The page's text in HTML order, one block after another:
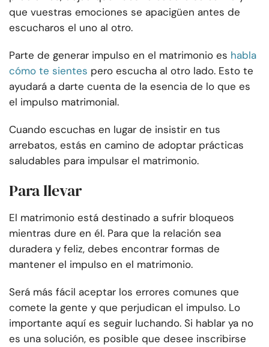
que vuestras emociones se apacigüen antes de
escucharos el uno al otro.
Parte de generar impulso en el matrimonio es habla
cómo te sientes pero escucha al otro lado. Esto te
ayudará a darte cuenta de la esencia de lo que es
el impulso matrimonial.
Cuando escuchas en lugar de insistir en tus
arrebatos, estás en camino de adoptar prácticas
saludables para impulsar el matrimonio.
Para llevar
El matrimonio está destinado a sufrir bloqueos
mientras dure en él. Para que la relación sea
duradera y feliz, debes encontrar formas de
mantener el impulso en el matrimonio.
Será más fácil aceptar los errores comunes que
comete la gente y que perjudican el impulso. Lo
importante aquí es seguir luchando. Si hablar ya no
es una solución, es posible que desee inscribirse